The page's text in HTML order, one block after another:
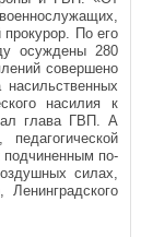
По его
осуждены 280
совершено
насилия к
глава ГВП. А
подчиненным по-
силах,
Ленинградского